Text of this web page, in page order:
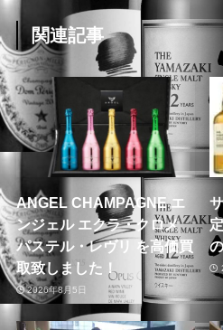
関連記事
ANGEL CHAMPAGNE エ
ンジェル エクラ・クロメ
パステル・レヴリ を高価買
取致しました！
2026年8月5日